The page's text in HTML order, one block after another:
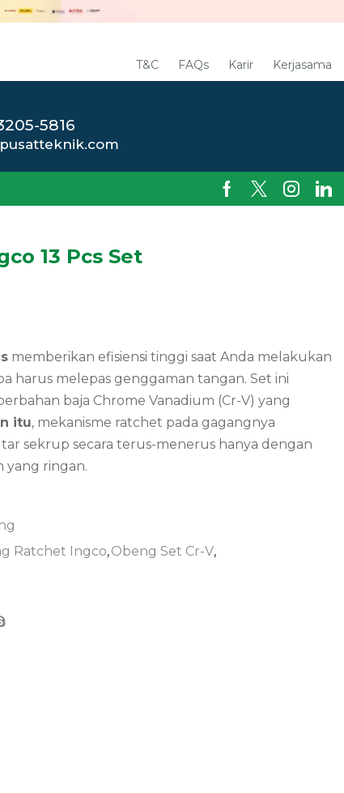
T&C FAQs Karir Kerjasama
5816
13 Pcs Set
memberikan efisiensi tinggi saat Anda melakukan
harus melepas genggaman tangan. Set ini
baja Chrome Vanadium (Cr-V) yang
itu, mekanisme ratchet pada gagangnya
sekrup secara terus-menerus hanya dengan
yang ringan.
Ratchet Ingco,Obeng Set Cr-V,